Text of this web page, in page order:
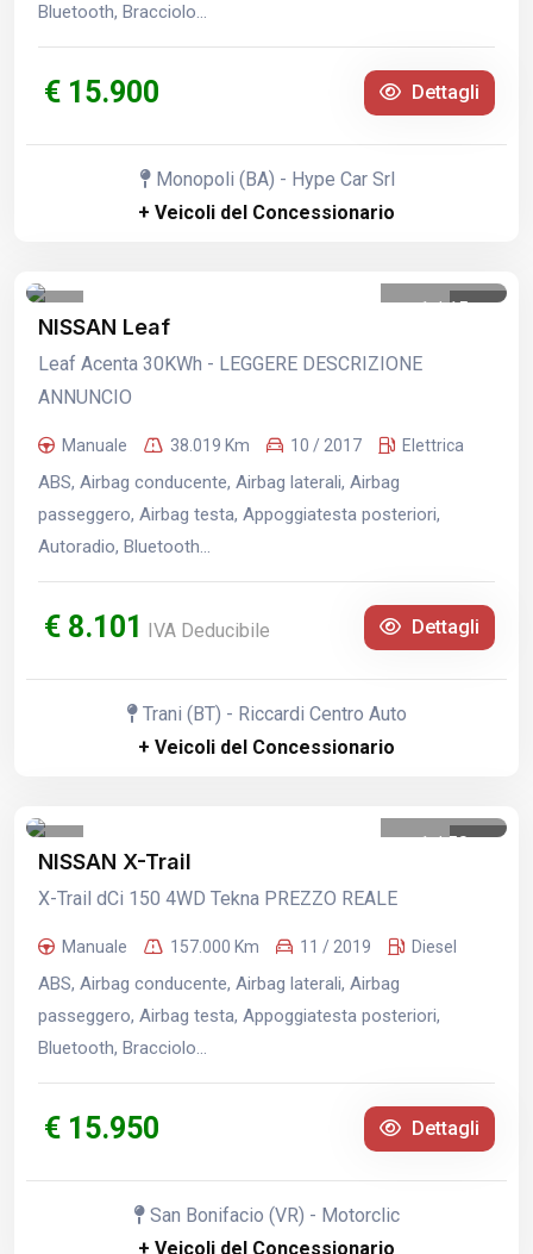
Bluetooth, Bracciolo...
€ 15.900 Dettagli
Monopoli (BA) - Hype Car Srl
+ Veicoli del Concessionario
1 /15
NISSAN Leaf
Leaf Acenta 30KWh - LEGGERE DESCRIZIONE
ANNUNCIO
Manuale 38.019 Km 10 / 2017 Elettrica
ABS, Airbag conducente, Airbag laterali, Airbag
passeggero, Airbag testa, Appoggiatesta posteriori,
Autoradio, Bluetooth...
€ 8.101 IVA Deducibile Dettagli
Trani (BT) - Riccardi Centro Auto
+ Veicoli del Concessionario
1 /50
NISSAN X-Trail
X-Trail dCi 150 4WD Tekna PREZZO REALE
Manuale 157.000 Km 11 / 2019 Diesel
ABS, Airbag conducente, Airbag laterali, Airbag
passeggero, Airbag testa, Appoggiatesta posteriori,
Bluetooth, Bracciolo...
€ 15.950 Dettagli
San Bonifacio (VR) - Motorclic
+ Veicoli del Concessionario